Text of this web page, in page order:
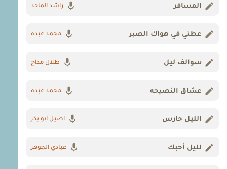
المسافر راشد الماجد
عطني في هواك الصبر محمد عبده
سوالف ليل طلال مداح
عشاق النصيحه محمد عبده
الليل حارس اصيل ابو بكر
لليل أحبك عبادي الجوهر